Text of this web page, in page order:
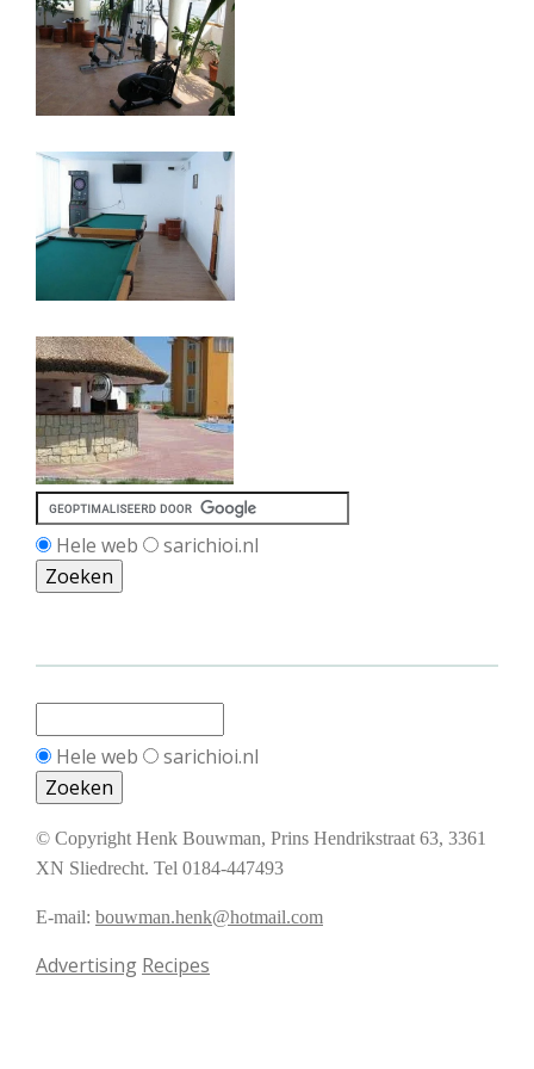
Hele web sarichioi.nl
Hele web sarichioi.nl
© Copyright Henk Bouwman, Prins Hendrikstraat 63, 3361
XN Sliedrecht. Tel 0184-447493
E-mail: bouwman.henk@hotmail.com
Advertising Recipes